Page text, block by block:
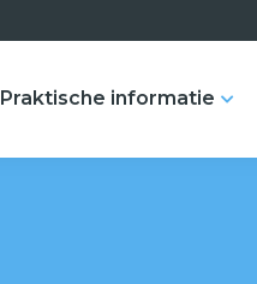
Praktische informatie